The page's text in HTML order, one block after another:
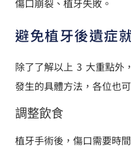
避免植牙後遺症
除了了解以上 3 大重點外
發生的具體方法，各位也
調整飲食
植牙手術後，傷口需要時